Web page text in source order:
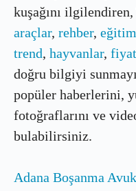
kuşağını
araçlar, rehber, eğitim
trend, hayvanlar,
doğru bilgiyi
popüler haberlerini,
fotoğraflarını ve
bulabilirsiniz.
Adana Boşanma